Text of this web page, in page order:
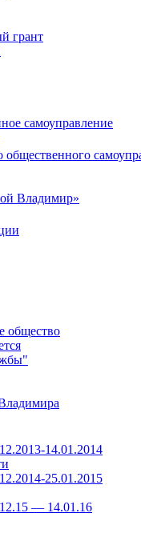
грант
самоуправление
Владимир»
общество
14.01.2014
25.01.2015
— 14.01.16